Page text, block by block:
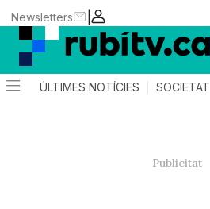
|
Newsletters
ÚLTIMES NOTÍCIES SOCIETAT